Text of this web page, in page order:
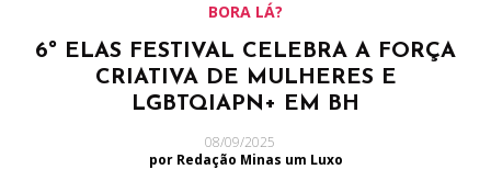
BORA LÁ?
6º ELAS FESTIVAL CELEBRA A FORÇA
CRIATIVA DE MULHERES E
LGBTQIAPN+ EM BH
08/09/2025
por Redação Minas um Luxo